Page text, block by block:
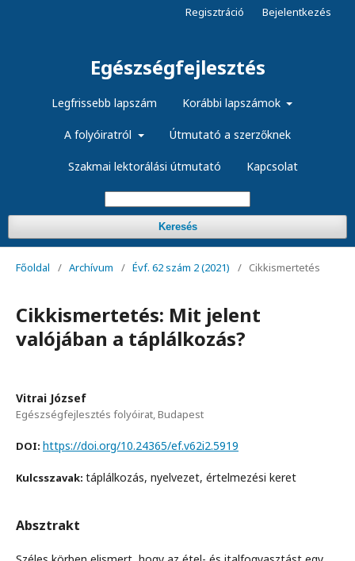
Egészségfejlesztés
Legfrissebb lapszám Korábbi lapszámok
A folyóiratról Útmutató a szerzőknek
Szakmai lektorálási útmutató Kapcsolat
Keresés
Regisztráció Bejelentkezés
Főoldal / Archívum / Évf. 62 szám 2 (2021) / Cikkismertetés
Cikkismertetés: Mit jelent
valójában a táplálkozás?
Vitrai József
Egészségfejlesztés folyóirat, Budapest
DOI: https://doi.org/10.24365/ef.v62i2.5919
Kulcsszavak: táplálkozás, nyelvezet, értelmezési keret
Absztrakt